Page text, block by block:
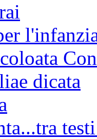
dicata